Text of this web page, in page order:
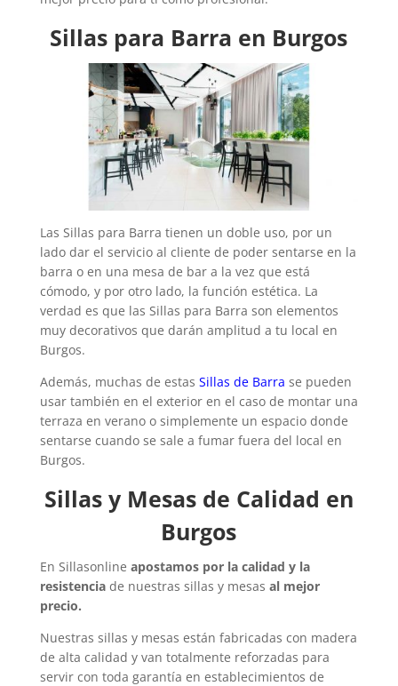
Sillas para Barra en Burgos
Las Sillas para Barra tienen un doble uso, por un
lado dar el servicio al cliente de poder sentarse en la
barra o en una mesa de bar a la vez que está
cómodo, y por otro lado, la función estética. La
verdad es que las Sillas para Barra son elementos
muy decorativos que darán amplitud a tu local en
Burgos.
Además, muchas de estas Sillas de Barra se pueden
usar también en el exterior en el caso de montar una
terraza en verano o simplemente un espacio donde
sentarse cuando se sale a fumar fuera del local en
Burgos.
Sillas y Mesas de Calidad en
Burgos
En Sillasonline apostamos por la calidad y la
resistenciade nuestras sillas y mesas al mejor
precio.
Nuestras sillas y mesas están fabricadas con madera
de alta calidad y van totalmente reforzadas para
servir con toda garantía en establecimientos de